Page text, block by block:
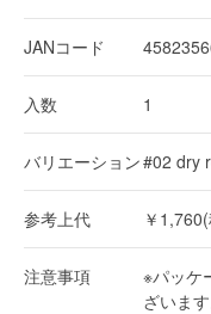
JANコード
入数 1
バリエーション#02 dry
参考上代 ￥
注意事項
※パッケ
ざいま